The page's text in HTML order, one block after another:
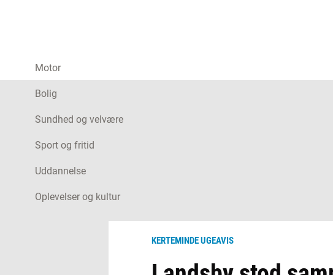
Motor
Bolig
Sundhed og velvære
Sport og fritid
Uddannelse
Oplevelser og kultur
KERTEMINDE UGEAVIS